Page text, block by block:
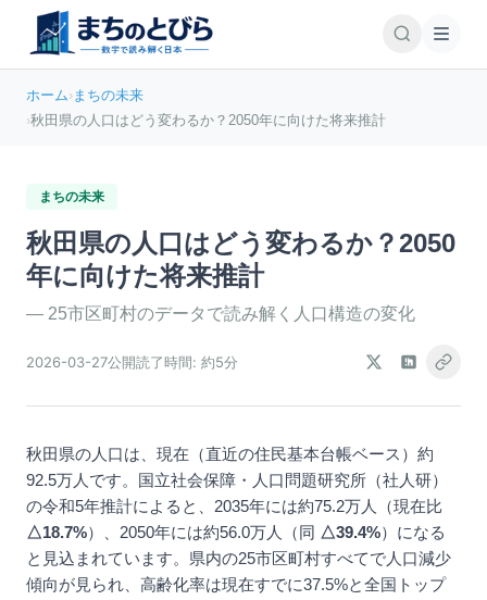
ホーム›まちの未来
›秋田県の人口はどう変わるか？2050年に向けた将来推計
まちの未来
秋田県の人口はどう変わるか？2050
年に向けた将来推計
— 25市区町村のデータで読み解く人口構造の変化
2026-03-27公開読了時間: 約5分
秋田県の人口は、現在（直近の住民基本台帳ベース）約
92.5万人です。国立社会保障・人口問題研究所（社人研）
の令和5年推計によると、2035年には約75.2万人（現在比
△18.7%）、2050年には約56.0万人（同 △39.4%）になる
と見込まれています。県内の25市区町村すべてで人口減少
傾向が見られ、高齢化率は現在すでに37.5%と全国トップ